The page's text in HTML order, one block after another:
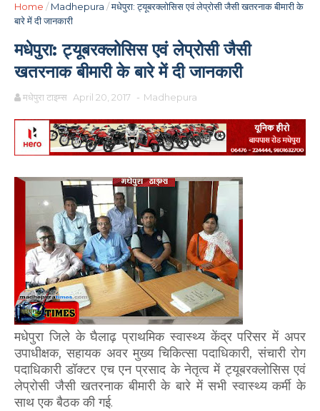
Home / Madhepura /मधेपुरा: ट्यूबरक्लोसिस एवं लेप्रोसी जैसी खतरनाक बीमारी के
बारे में दी जानकारी
मधेपुरा: ट्यूबरक्लोसिस एवं लेप्रोसी जैसी
खतरनाक बीमारी के बारे में दी जानकारी
मधेपुरा टाइम्स April 20, 2017 - Madhepura
मधेपुरा जिले के घैलाढ़ प्राथमिक स्वास्थ्य केंद्र परिसर में अपर
उपाधीक्षक, सहायक अवर मुख्य चिकित्सा पदाधिकारी, संचारी रोग
पदाधिकारी डॉक्टर एच एन प्रसाद के नेतृत्व में ट्यूबरक्लोसिस एवं
लेप्रोसी जैसी खतरनाक बीमारी के बारे में सभी स्वास्थ्य कर्मी के
साथ एक बैठक की गई.